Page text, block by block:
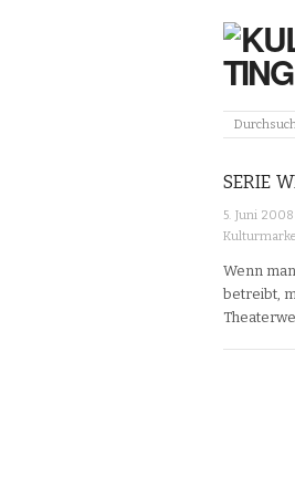
SERIE
5. Juni 2008
Wenn
betreibt,